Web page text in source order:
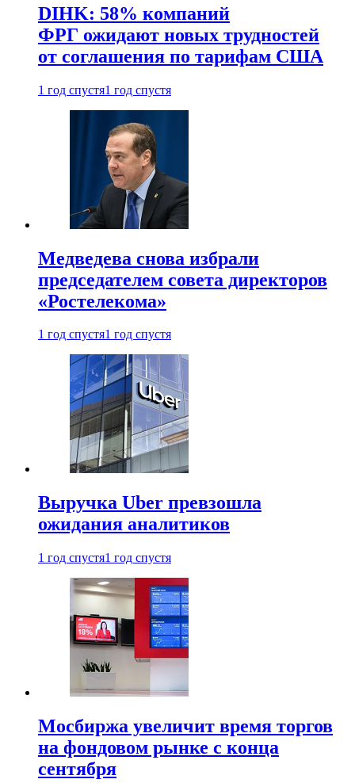
DIHK: 58% компаний
ФРГ ожидают новых трудностей
от соглашения по тарифам США
1 год спустя1 год спустя
Медведева снова избрали
председателем совета директоров
«Ростелекома»
1 год спустя1 год спустя
Выручка Uber превзошла
ожидания аналитиков
1 год спустя1 год спустя
Мосбиржа увеличит время торгов
на фондовом рынке с конца
сентября